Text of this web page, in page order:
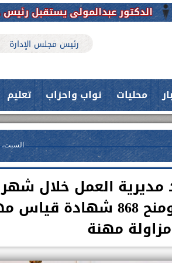
يستقبل رئيس جامعة بدر
رئيس مجلس الإدارة
محليات نواب واحزاب تعليم
السبت، 13 يونيو 2026
العمل خلال شهر
فرص عمل لـ809 مواطنين ومنح
مزاولة مهنة
العلاج
حدث بمستشفيات جامعة اسيوط....
فريق طبي بقسم الأنف والأذن